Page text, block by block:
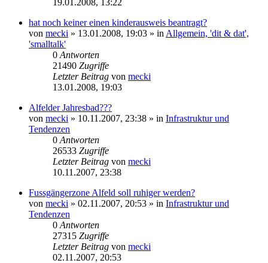
hat noch keiner einen kinderausweis beantragt?
von mecki » 13.01.2008, 19:03 » in Allgemein, 'dit & dat',
'smalltalk'
0 Antworten
21490 Zugriffe
Letzter Beitrag von mecki
13.01.2008, 19:03
Alfelder Jahresbad???
von mecki » 10.11.2007, 23:38 » in Infrastruktur und
Tendenzen
0 Antworten
26533 Zugriffe
Letzter Beitrag von mecki
10.11.2007, 23:38
Fussgängerzone Alfeld soll ruhiger werden?
von mecki » 02.11.2007, 20:53 » in Infrastruktur und
Tendenzen
0 Antworten
27315 Zugriffe
Letzter Beitrag von mecki
02.11.2007, 20:53